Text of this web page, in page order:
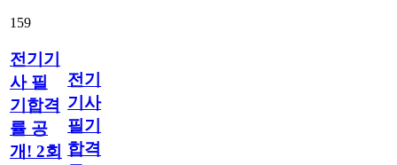
159
전기기
사 필
기합격
률 공
개! 2회
전기
기사
필기
합격